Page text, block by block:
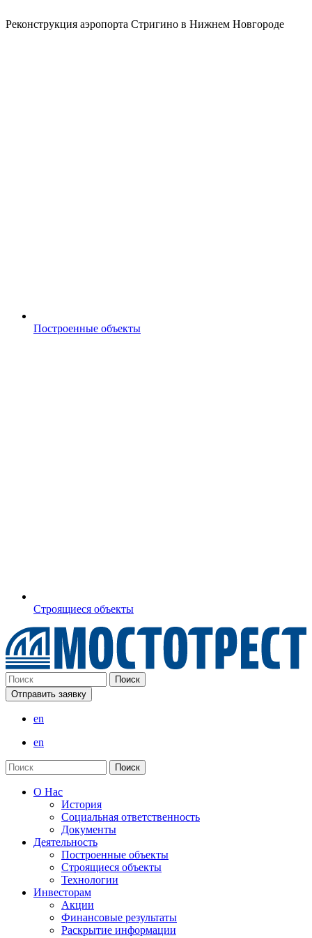
Реконструкция аэропорта Стригино в Нижнем Новгороде
Построенные объекты
Строящиеся объекты
Отправить заявку
en
en
О Нас
История
Социальная ответственность
Документы
Деятельность
Построенные объекты
Строящиеся объекты
Технологии
Инвесторам
Акции
Финансовые результаты
Раскрытие информации